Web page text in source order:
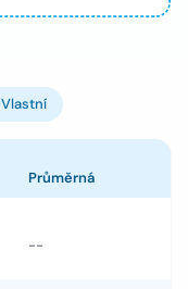
Vlastní
Průměrná
--